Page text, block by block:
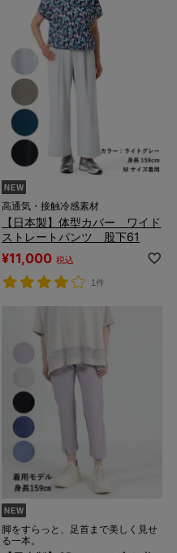
高通気・接触冷感素材
【日本製】体型カバー ワイド
ストレートパンツ 股下61
¥11,000 税込
1件
脚をすらっと、足首まで美しく見せ
る一本。